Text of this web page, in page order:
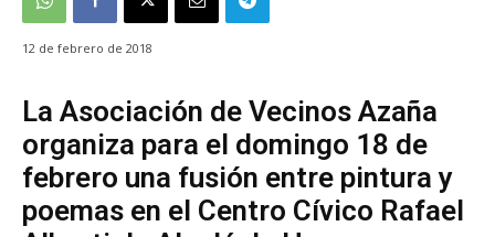
12 de febrero de 2018
La Asociación de Vecinos Azaña
organiza para el domingo 18 de
febrero una fusión entre pintura y
poemas en el Centro Cívico Rafael